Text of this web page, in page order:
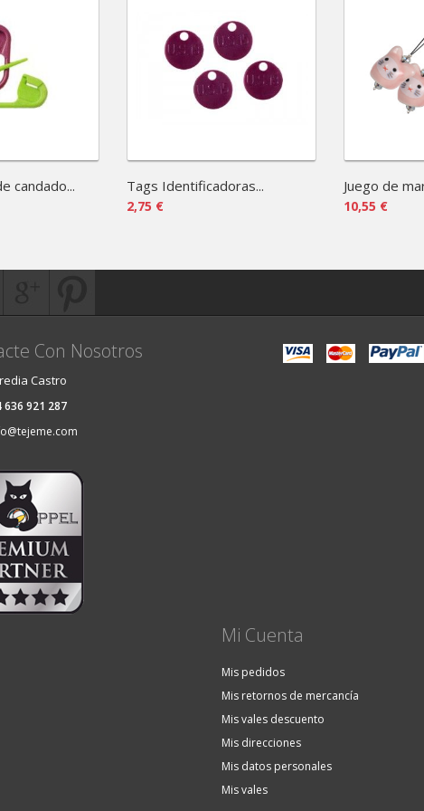
candado... Tags Identificadoras...
2,75 €
Juego de
10,55 €
Con Nosotros
Castro
636 921 287
Mi Cuenta
Mis pedidos
Mis retornos de mercancía
Mis vales descuento
Mis direcciones
Mis datos personales
Mis vales